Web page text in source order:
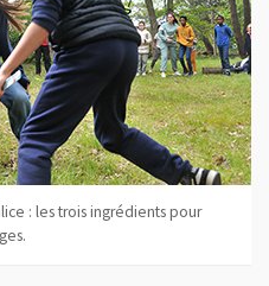
: les trois ingrédients pour